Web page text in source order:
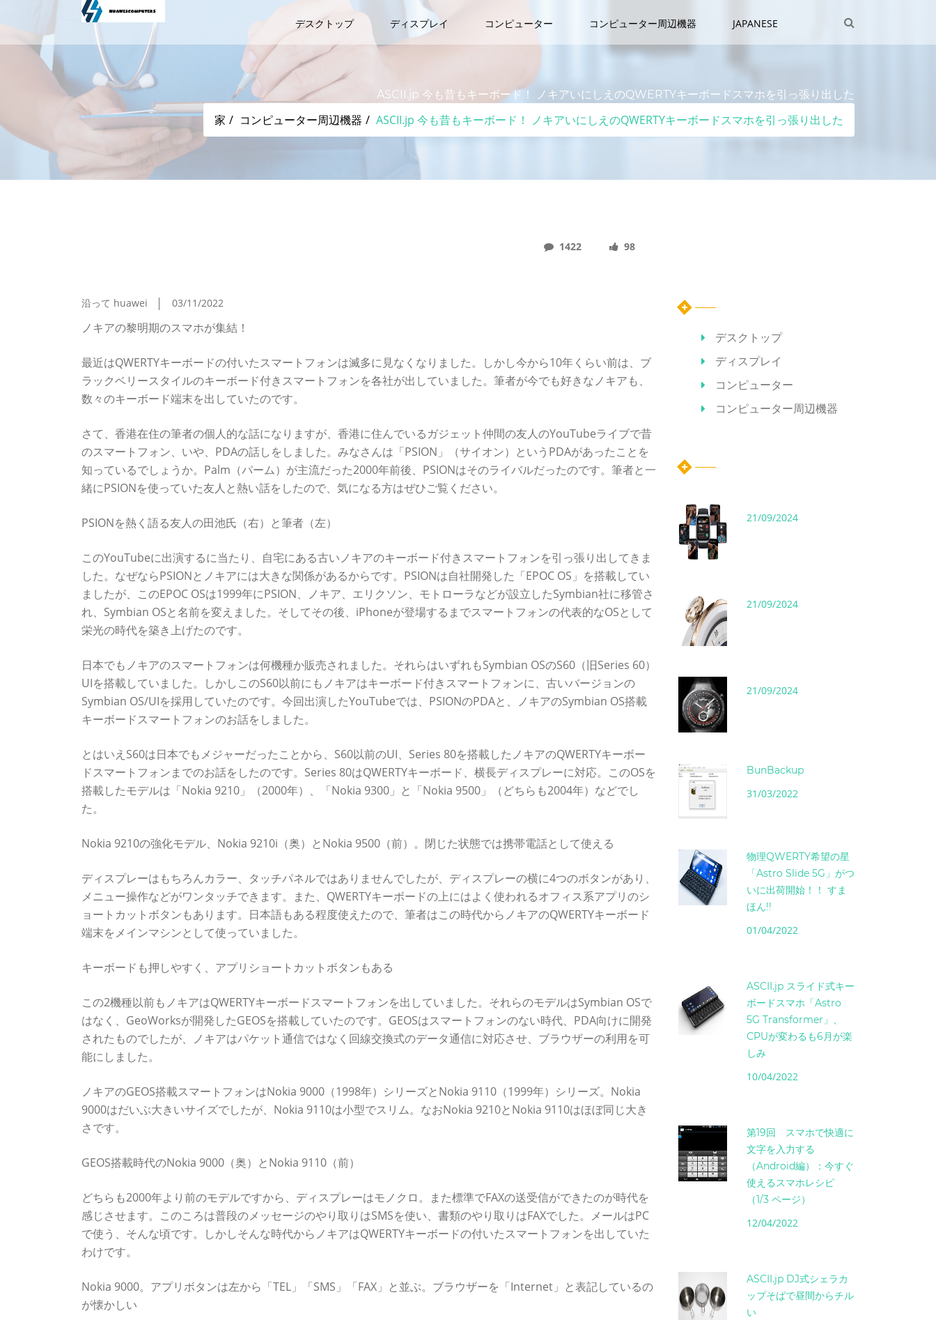
デスクトップ ディスプレイ コンピューター コンピューター周辺機器 JAPANESE
ASCII.jp 今も昔もキーボード！ ノキアいにしえのQWERTYキーボードスマホを引っ張り出した
家 コンピューター周辺機器 ASCII.jp 今も昔もキーボード！ ノキアいにしえのQWERTYキーボードスマホを引っ張り出した
1422 98
沿って huawei 03/11/2022
ノキアの黎明期のスマホが集結！
最近はQWERTYキーボードの付いたスマートフォンは滅多に見なくなりました。しかし今から10年くらい前は、ブ
ラックベリースタイルのキーボード付きスマートフォンを各社が出していました。筆者が今でも好きなノキアも、
数々のキーボード端末を出していたのです。
さて、香港在住の筆者の個人的な話になりますが、香港に住んでいるガジェット仲間の友人のYouTubeライブで昔
のスマートフォン、いや、PDAの話しをしました。みなさんは「PSION」（サイオン）というPDAがあったことを
知っているでしょうか。Palm（パーム）が主流だった2000年前後、PSIONはそのライバルだったのです。筆者と一
緒にPSIONを使っていた友人と熱い話をしたので、気になる方はぜひご覧ください。
PSIONを熱く語る友人の田池氏（右）と筆者（左）
このYouTubeに出演するに当たり、自宅にある古いノキアのキーボード付きスマートフォンを引っ張り出してきま
した。なぜならPSIONとノキアには大きな関係があるからです。PSIONは自社開発した「EPOC OS」を搭載してい
ましたが、このEPOC OSは1999年にPSION、ノキア、エリクソン、モトローラなどが設立したSymbian社に移管さ
れ、Symbian OSと名前を変えました。そしてその後、iPhoneが登場するまでスマートフォンの代表的なOSとして
栄光の時代を築き上げたのです。
日本でもノキアのスマートフォンは何機種か販売されました。それらはいずれもSymbian OSのS60（旧Series 60）
UIを搭載していました。しかしこのS60以前にもノキアはキーボード付きスマートフォンに、古いバージョンの
Symbian OS/UIを採用していたのです。今回出演したYouTubeでは、PSIONのPDAと、ノキアのSymbian OS搭載
キーボードスマートフォンのお話をしました。
とはいえS60は日本でもメジャーだったことから、S60以前のUI、Series 80を搭載したノキアのQWERTYキーボー
ドスマートフォンまでのお話をしたのです。Series 80はQWERTYキーボード、横長ディスプレーに対応。このOSを
搭載したモデルは「Nokia 9210」（2000年）、「Nokia 9300」と「Nokia 9500」（どちらも2004年）などでし
た。
Nokia 9210の強化モデル、Nokia 9210i（奥）とNokia 9500（前）。閉じた状態では携帯電話として使える
ディスプレーはもちろんカラー、タッチパネルではありませんでしたが、ディスプレーの横に4つのボタンがあり、
メニュー操作などがワンタッチできます。また、QWERTYキーボードの上にはよく使われるオフィス系アプリのシ
ョートカットボタンもあります。日本語もある程度使えたので、筆者はこの時代からノキアのQWERTYキーボード
端末をメインマシンとして使っていました。
キーボードも押しやすく、アプリショートカットボタンもある
この2機種以前もノキアはQWERTYキーボードスマートフォンを出していました。それらのモデルはSymbian OSで
はなく、GeoWorksが開発したGEOSを搭載していたのです。GEOSはスマートフォンのない時代、PDA向けに開発
されたものでしたが、ノキアはパケット通信ではなく回線交換式のデータ通信に対応させ、ブラウザーの利用を可
能にしました。
ノキアのGEOS搭載スマートフォンはNokia 9000（1998年）シリーズとNokia 9110（1999年）シリーズ。Nokia
9000はだいぶ大きいサイズでしたが、Nokia 9110は小型でスリム。なおNokia 9210とNokia 9110はほぼ同じ大き
さです。
GEOS搭載時代のNokia 9000（奥）とNokia 9110（前）
どちらも2000年より前のモデルですから、ディスプレーはモノクロ。また標準でFAXの送受信ができたのが時代を
感じさせます。このころは普段のメッセージのやり取りはSMSを使い、書類のやり取りはFAXでした。メールはPC
で使う、そんな頃です。しかしそんな時代からノキアはQWERTYキーボードの付いたスマートフォンを出していた
わけです。
Nokia 9000。アプリボタンは左から「TEL」「SMS」「FAX」と並ぶ。ブラウザーを「Internet」と表記しているの
が懐かしい
デスクトップ
ディスプレイ
コンピューター
コンピューター周辺機器
21/09/2024
21/09/2024
21/09/2024
BunBackup
31/03/2022
物理QWERTY希望の星
「Astro Slide 5G」がつ
いに出荷開始！！ すま
ほん!!
01/04/2022
ASCII.jp スライド式キー
ボードスマホ「Astro
5G Transformer」、
CPUが変わるも6月が楽
しみ
10/04/2022
第19回 スマホで快適に
文字を入力する
（Android編）：今すぐ
使えるスマホレシピ
（1/3 ページ）
12/04/2022
ASCII.jp DJ式シェラカ
ップそばで昼間からチル
い